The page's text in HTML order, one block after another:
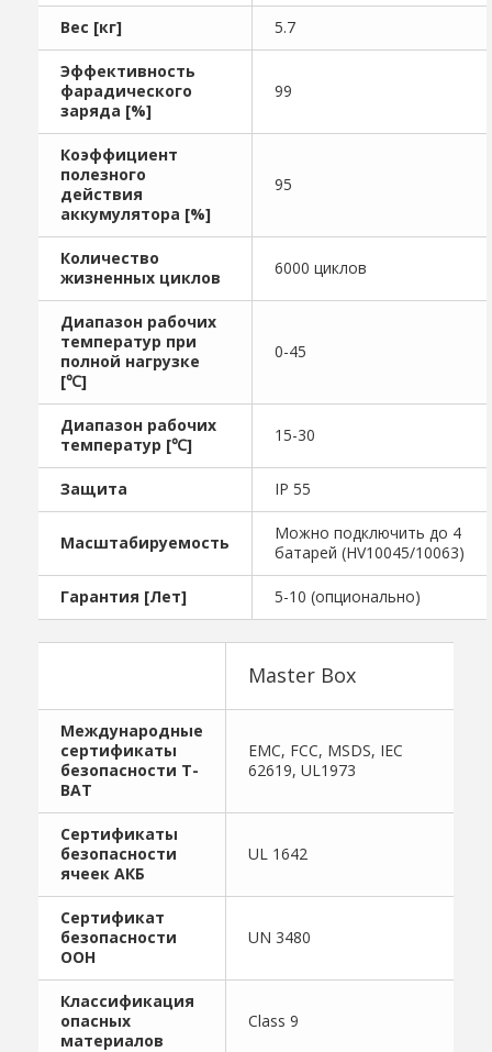
Вес [кг] 5.7
Эффективность
фарадического
заряда [%]
99
Коэффициент
полезного
действия
аккумулятора [%]
95
Количество
жизненных циклов
6000 циклов
Диапазон рабочих
температур при
полной нагрузке
[℃]
0-45
Диапазон рабочих
температур [℃]
15-30
Защита IP 55
Масштабируемость
Можно подключить до 4
батарей (HV10045/10063)
Гарантия [Лет] 5-10 (опционально)
Master Box
Международные
сертификаты
безопасности T-
BAT
EMC, FCC, MSDS, IEC
62619, UL1973
Cертификаты
безопасности
ячеек АКБ
UL 1642
Сертификат
безопасности
ООН
UN 3480
Классификация
опасных
материалов
Class 9